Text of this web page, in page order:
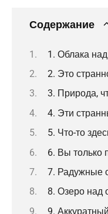
Содержание
1. Облака
2. Это
3. Природа,
4. Эти
5. Что-то
6. Вы только
7. Радужные
8. Озеро над
9.